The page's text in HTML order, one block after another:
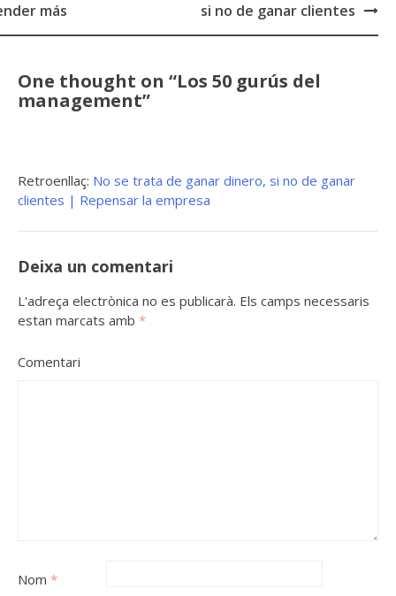
más
si no de ganar clientes
One thought on “Los 50 gurús del
management”
Retroenllaç: No se trata de ganar dinero, si no de ganar
clientes | Repensar la empresa
Deixa un comentari
L'adreça electrònica no es publicarà. Els camps necessaris
estan marcats amb *
Comentari
Nom *